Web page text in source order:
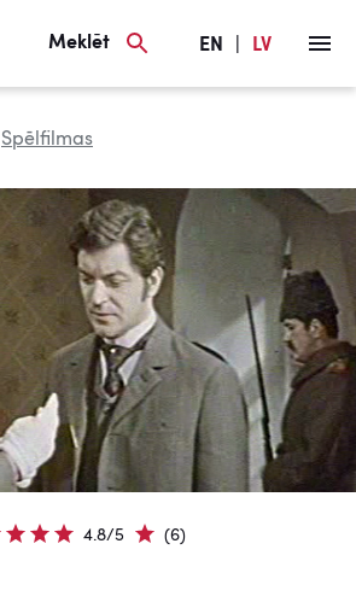
Meklēt EN LV
Spēlfilmas
4.8/5 (6)